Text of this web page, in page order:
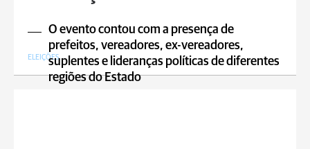
O evento contou com a presença de
prefeitos, vereadores, ex-vereadores,
suplentes e lideranças políticas de diferentes
regiões do Estado
ELEIÇÕES